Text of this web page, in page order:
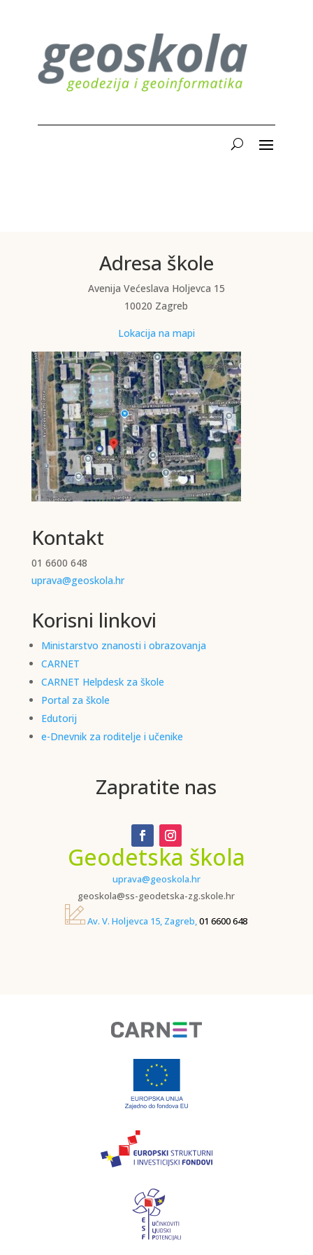
Adresa škole
Avenija Većeslava Holjevca 15
10020 Zagreb
Lokacija na mapi
Kontakt
01 6600 648
uprava@geoskola.hr
Korisni linkovi
Ministarstvo znanosti i obrazovanja
CARNET
CARNET Helpdesk za škole
Portal za škole
Edutorij
e-Dnevnik za roditelje i učenike
Zapratite nas
Geodetska škola
uprava@geoskola.hr
geoskola@ss-geodetska-zg.skole.hr
Av. V. Holjevca 15, Zagreb,01 6600 648